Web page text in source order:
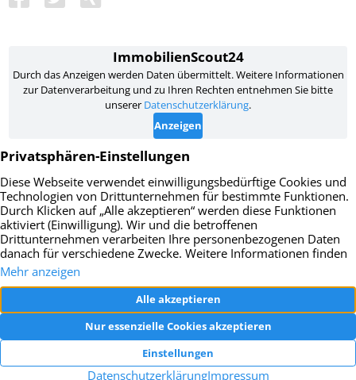
Impressum Datenschutz
AGB
Widerrufsbelehrung
Vertrag widerrufen